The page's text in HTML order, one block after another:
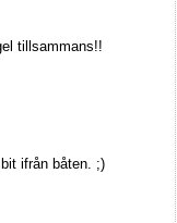
tillsammans!!
ifrån båten. ;)